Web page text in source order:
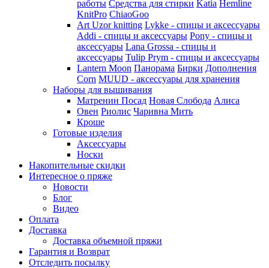
работы Средства для стирки Katia Hemline
KnitPro ChiaoGoo
Art Uzor knitting Lykke - спицы и аксессуары
Addi - спицы и аксессуары Pony - спицы и
аксессуары Lana Grossa - спицы и
аксессуары Tulip Prym - спицы и аксессуары
Lantern Moon Панорама Бирки Дополнения
Corn MUUD - аксессуары для хранения
Наборы для вышивания
Матренин Посад Новая Слобода Алиса
Овен Риолис Чаривна Мить
Кроше
Готовые изделия
Аксессуары
Носки
Накопительные скидки
Интересное о пряже
Новости
Блог
Видео
Оплата
Доставка
Доставка объемной пряжи
Гарантия и Возврат
Отследить посылку